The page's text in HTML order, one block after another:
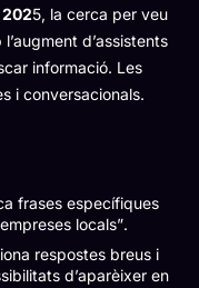
2025, la cerca per veu
d’assistents
informació. Les
i conversacionals.
frases específiques
locals”.
respostes breus i
d’aparèixer en